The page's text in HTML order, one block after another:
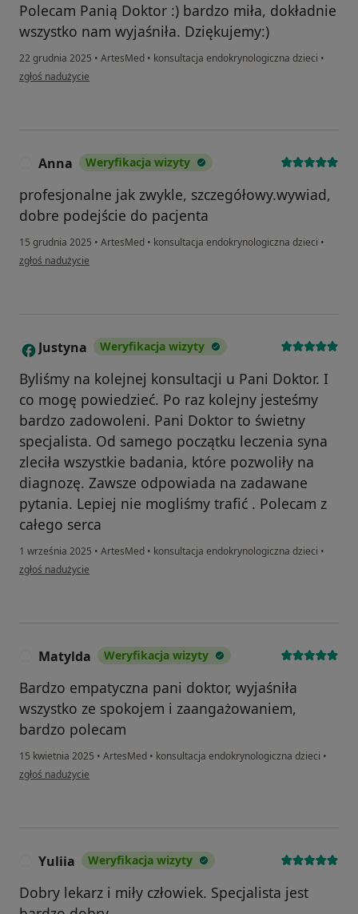
Polecam Panią Doktor :) bardzo miła, dokładnie
wszystko nam wyjaśniła. Dziękujemy:)
22 grudnia 2025 • ArtesMed • konsultacja endokrynologiczna dzieci •
w opinii użytkownika Karolina
zgłoś nadużycie
Anna Weryfikacja wizyty
profesjonalne jak zwykle, szczegółowy.wywiad,
dobre podejście do pacjenta
15 grudnia 2025 • ArtesMed • konsultacja endokrynologiczna dzieci •
w opinii użytkownika Anna
zgłoś nadużycie
J Justyna Weryfikacja wizyty
Byliśmy na kolejnej konsultacji u Pani Doktor. I
co mogę powiedzieć. Po raz kolejny jesteśmy
bardzo zadowoleni. Pani Doktor to świetny
specjalista. Od samego początku leczenia syna
zleciła wszystkie badania, które pozwoliły na
diagnozę. Zawsze odpowiada na zadawane
pytania. Lepiej nie mogliśmy trafić . Polecam z
całego serca
1 września 2025 • ArtesMed • konsultacja endokrynologiczna dzieci •
w opinii użytkownika Justyna
zgłoś nadużycie
Matylda Weryfikacja wizyty
Bardzo empatyczna pani doktor, wyjaśniła
wszystko ze spokojem i zaangażowaniem,
bardzo polecam
15 kwietnia 2025 • ArtesMed • konsultacja endokrynologiczna dzieci •
w opinii użytkownika Matylda
zgłoś nadużycie
Yuliia Weryfikacja wizyty
Dobry lekarz i miły człowiek. Specjalista jest